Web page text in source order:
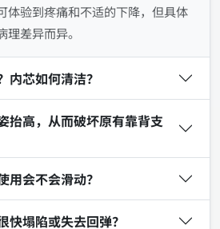
体验到疼痛和不适的下降，但具体
差异而异。
内芯如何清洁？
抬高，从而破坏原有靠背支
用会不会滑动？
快塌陷或失去回弹？